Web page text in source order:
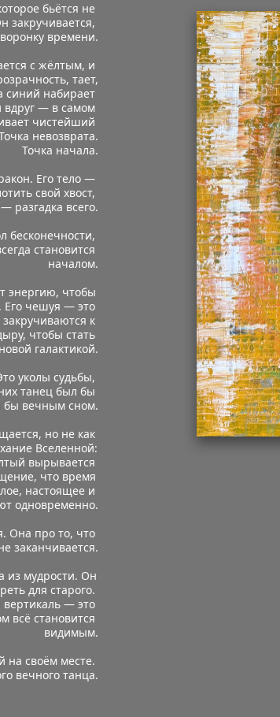
бьётся не
закручивается,
времени.
с жёлтым, и
тает,
синий набирает
вдруг — в самом
чистейший
невозврата.
Точка начала.
Его тело —
свой хвост,
разгадка всего.
бесконечности,
становится
началом.
энергию, чтобы
Его чешуя — это
к
чтобы стать
новой галактикой.
уколы судьбы,
танец был бы
бы вечным сном.
но не как
Вселенной:
вырывается
что время
настоящее и
одновременно.
Она про то, что
заканчивается.
из мудрости. Он
для старого.
— это
всё становится
видимым.
на своём месте.
вечного танца.